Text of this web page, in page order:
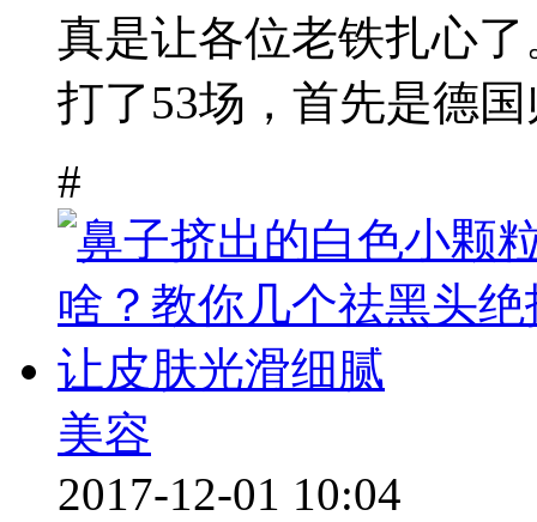
真是让各位老铁扎心
打了53场，首先是德
#
美容
2017-12-01 10:04